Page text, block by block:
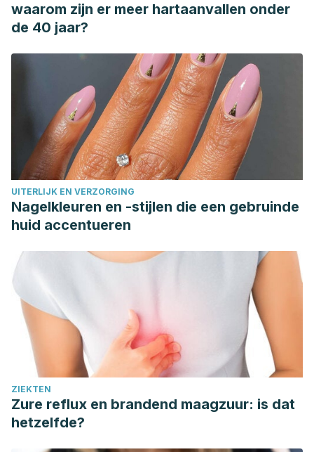
waarom zijn er meer hartaanvallen onder
de 40 jaar?
UITERLIJK EN VERZORGING
Nagelkleuren en -stijlen die een gebruinde
huid accentueren
ZIEKTEN
Zure reflux en brandend maagzuur: is dat
hetzelfde?